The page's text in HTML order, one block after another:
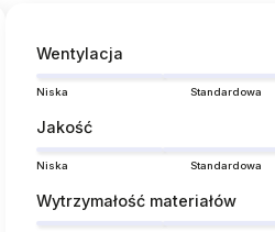
Wentylacja
Niska Standardowa
Jakość
Niska Standardowa
Wytrzymałość materiałów